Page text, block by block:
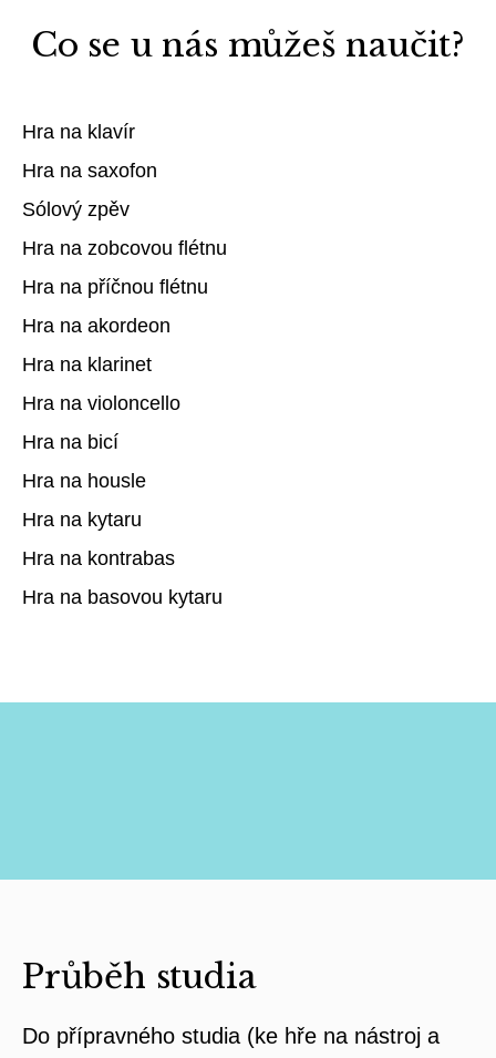
Co se u nás můžeš naučit?
Hra na klavír
Hra na saxofon
Sólový zpěv
Hra na zobcovou flétnu
Hra na příčnou flétnu
Hra na akordeon
Hra na klarinet
Hra na violoncello
Hra na bicí
Hra na housle
Hra na kytaru
Hra na kontrabas
Hra na basovou kytaru
Průběh studia
Do přípravného studia (ke hře na nástroj a